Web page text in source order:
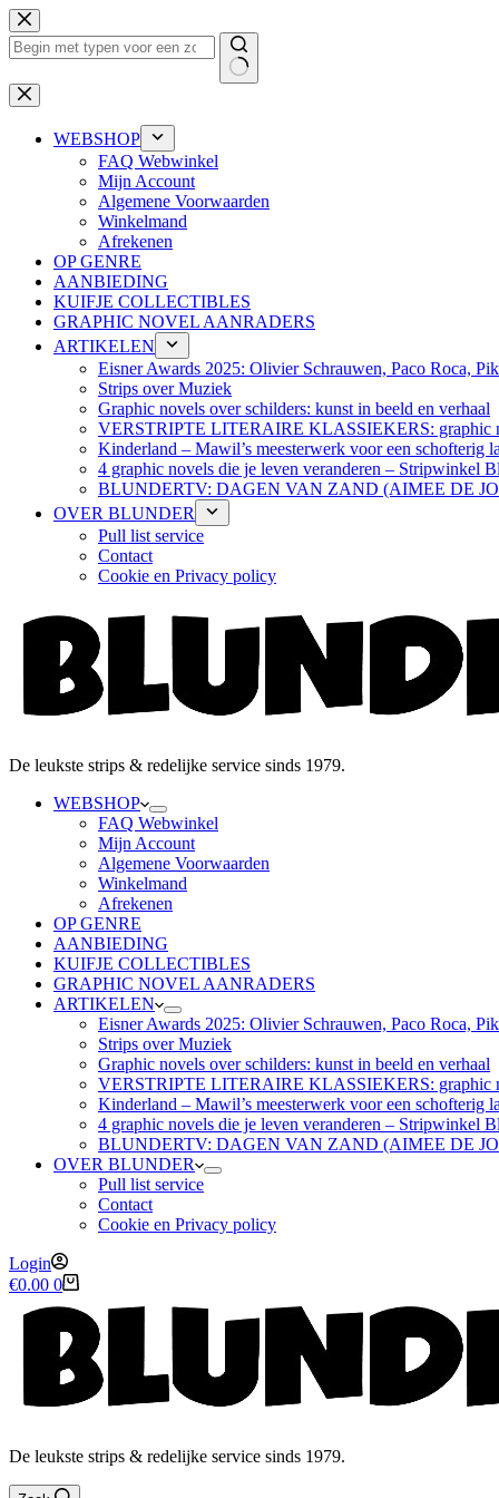
Ga
naar
de
Geen
resultaten
WEBSHOP
FAQ Webwinkel
Mijn Account
Algemene Voorwaarden
Winkelmand
Afrekenen
OP GENRE
AANBIEDING
KUIFJE COLLECTIBLES
GRAPHIC NOVEL AANRADERS
ARTIKELEN
Eisner Awards 2025: Olivier Schrauwen, Paco Roca,
Strips over Muziek
Graphic novels over schilders: kunst in beeld en verhaal
VERSTRIPTE LITERAIRE KLASSIEKERS: graphic
Kinderland – Mawil’s meesterwerk voor een schofterig
4 graphic novels die je leven veranderen – Stripwinkel
BLUNDERTV: DAGEN VAN ZAND (AIMEE DE
OVER BLUNDER
Pull list service
Contact
Cookie en Privacy policy
De leukste strips & redelijke service sinds 1979.
WEBSHOP
FAQ Webwinkel
Mijn Account
Algemene Voorwaarden
Winkelmand
Afrekenen
OP GENRE
AANBIEDING
KUIFJE COLLECTIBLES
GRAPHIC NOVEL AANRADERS
ARTIKELEN
Eisner Awards 2025: Olivier Schrauwen, Paco Roca,
Strips over Muziek
Graphic novels over schilders: kunst in beeld en verhaal
VERSTRIPTE LITERAIRE KLASSIEKERS: graphic
Kinderland – Mawil’s meesterwerk voor een schofterig
4 graphic novels die je leven veranderen – Stripwinkel
BLUNDERTV: DAGEN VAN ZAND (AIMEE DE
OVER BLUNDER
Pull list service
Contact
Cookie en Privacy policy
Login
Winkelwagen
€0.00 0
De leukste strips & redelijke service sinds 1979.